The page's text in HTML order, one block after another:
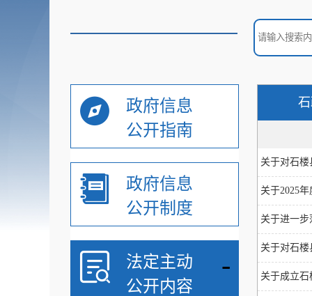
政府信息
公开指南
政府信息
公开制度
法定主动
公开内容
-
关于对石楼
关于2025
关于进一步
关于对石楼
关于成立